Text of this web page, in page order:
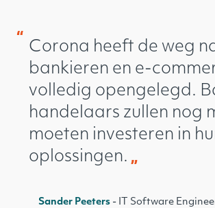
“ Corona heeft de weg
bankieren en e-
volledig opengelegd.
handelaars zullen nog
moeten investeren in
oplossingen.
Sander Peeters - IT Software